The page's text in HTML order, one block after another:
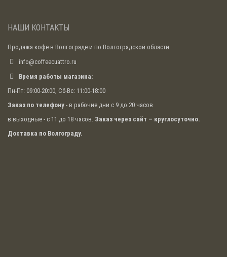
НАШИ КОНТАКТЫ
Продажа кофе в Волгограде и по Волгоградской области
info@coffeecuattro.ru
Время работы магазина:
Пн-Пт: 09:00-20:00, Сб-Вс: 11:00-18:00
Заказ по телефону - в рабочие дни с 9 до 20 часов
в выходные - с 11 до 18 часов. Заказ через сайт – круглосуточно.
Доставка по Волгограду.